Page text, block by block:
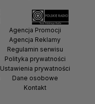
Agencja Promocji
Agencja Reklamy
Regulamin serwisu
Polityka prywatności
Ustawienia prywatności
Dane osobowe
Kontakt